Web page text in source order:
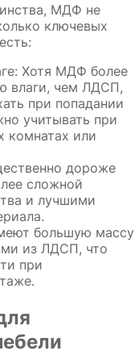
МДФ не
ключевых
Хотя МДФ более
влаги, чем ЛДСП,
при попадании
учитывать при
комнатах или
дороже
сложной
и лучшими
большую массу
из ЛДСП, что
при